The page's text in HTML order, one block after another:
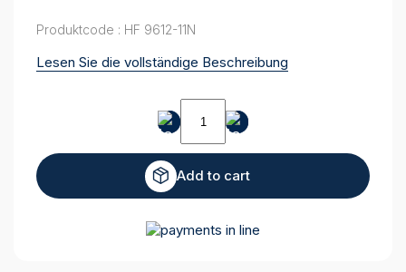
Produktcode : HF 9612-11N
Lesen Sie die vollständige Beschreibung
Isolierte
bipolare
quantity
Add to cart